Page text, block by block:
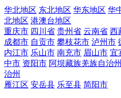
华北地区 东北地区 华东地区 华
北地区 港澳台地区
重庆市 四川省 贵州省 云南省 西
成都市 自贡市 攀枝花市 泸州市
内江市 乐山市 南充市 眉山市 宜
中市 资阳市 阿坝藏族羌族自治州
治州
雁江区 安岳县 乐至县 简阳市